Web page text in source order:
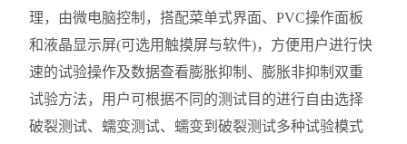
理，由微电脑控制，搭配菜单式界面、PVC操作面板
和液晶显示屏(可选用触摸屏与软件)，方便用户进行快
速的试验操作及数据查看膨胀抑制、膨胀非抑制双重
试验方法，用户可根据不同的测试目的进行自由选择
破裂测试、蠕变测试、蠕变到破裂测试多种试验模式